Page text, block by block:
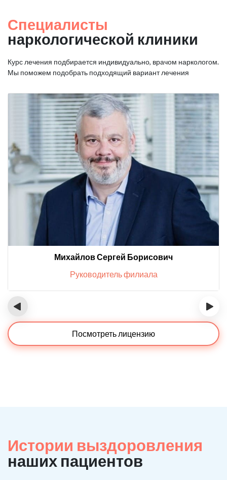
Специалисты
наркологической клиники
Курс лечения подбирается индивидуально, врачом наркологом.
Мы поможем подобрать подходящий вариант лечения
Михайлов Сергей Борисович
Руководитель филиала
‹ ›
Посмотреть лицензию
Истории выздоровления
наших пациентов